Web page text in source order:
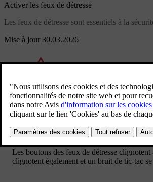
Mise à jour 30.03.2026
Activer les feux de détresse
Les feux de détresse sont essentiels à la
Symbole de feux de détresse
Lorsque vous montez à bord de la voiture, le
Les boutons des feux de détresse
clignotent également et un bruit de tic-tac